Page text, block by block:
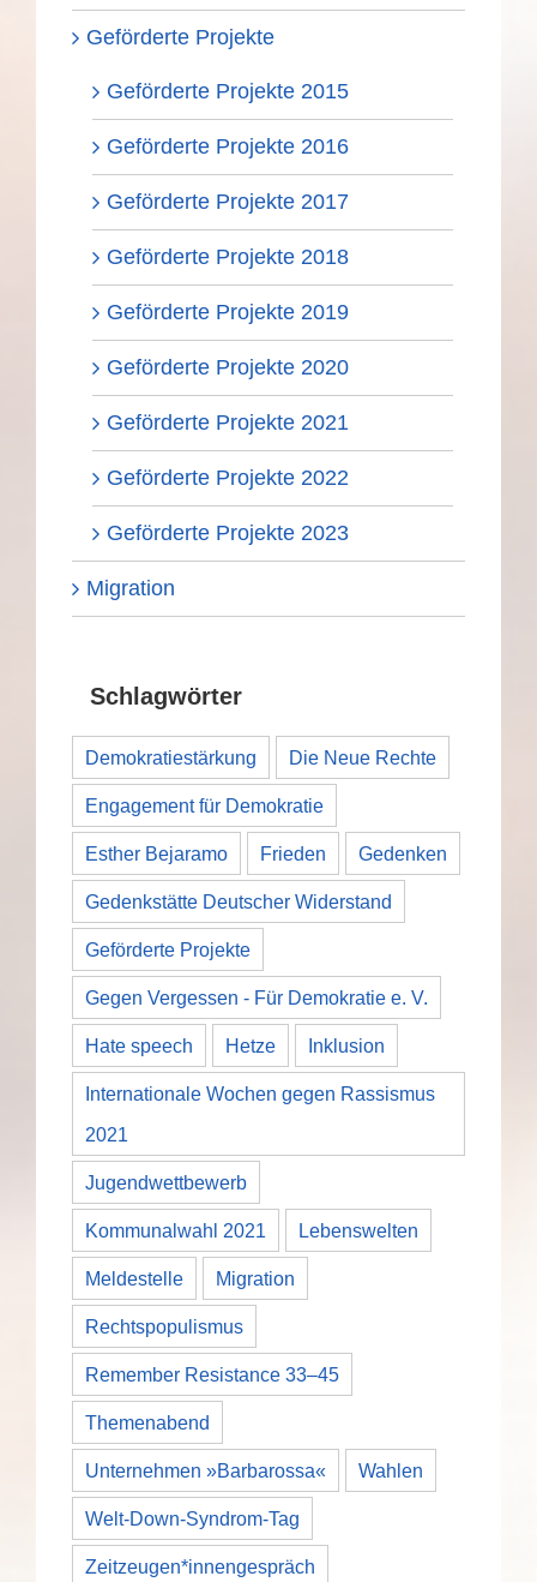
Geförderte Projekte
Geförderte Projekte 2015
Geförderte Projekte 2016
Geförderte Projekte 2017
Geförderte Projekte 2018
Geförderte Projekte 2019
Geförderte Projekte 2020
Geförderte Projekte 2021
Geförderte Projekte 2022
Geförderte Projekte 2023
Migration
Schlagwörter
Demokratiestärkung Die Neue Rechte
Engagement für Demokratie
Esther Bejaramo Frieden Gedenken
Gedenkstätte Deutscher Widerstand
Geförderte Projekte
Gegen Vergessen - Für Demokratie e. V.
Hate speech Hetze Inklusion
Internationale Wochen gegen Rassismus
2021
Jugendwettbewerb
Kommunalwahl 2021 Lebenswelten
Meldestelle Migration
Rechtspopulismus
Remember Resistance 33–45
Themenabend
Unternehmen »Barbarossa« Wahlen
Welt-Down-Syndrom-Tag
Zeitzeugen*innengespräch